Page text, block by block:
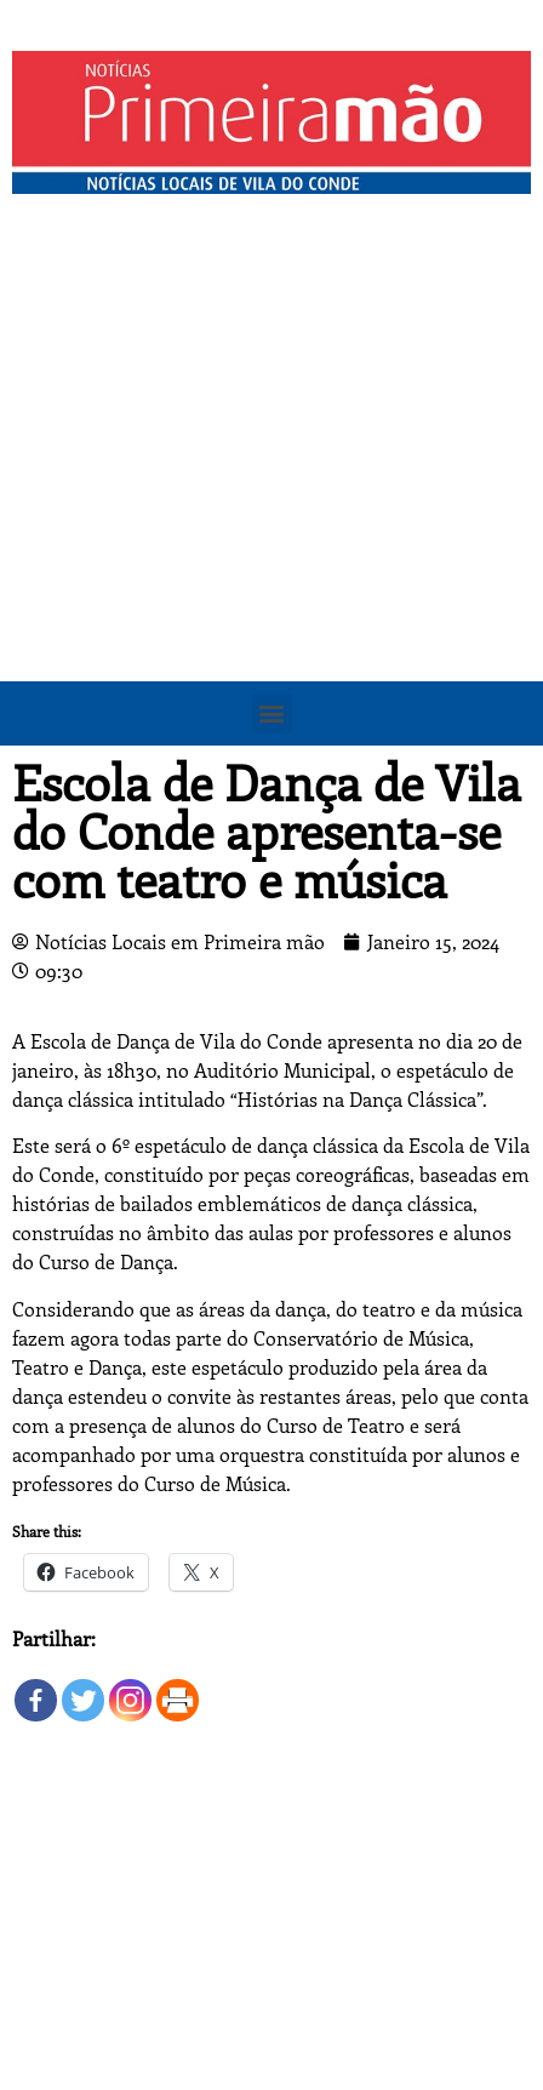
Escola de Dança de Vila
do Conde apresenta-se
com teatro e música
Notícias Locais em Primeira mão
Janeiro 15, 2024
09:30
A Escola de Dança de Vila do Conde apresenta no dia 20 de
janeiro, às 18h30, no Auditório Municipal, o espetáculo de
dança clássica intitulado “Histórias na Dança Clássica”.
Este será o 6º espetáculo de dança clássica da Escola de Vila
do Conde, constituído por peças coreográficas, baseadas em
histórias de bailados emblemáticos de dança clássica,
construídas no âmbito das aulas por professores e alunos
do Curso de Dança.
Considerando que as áreas da dança, do teatro e da música
fazem agora todas parte do Conservatório de Música,
Teatro e Dança, este espetáculo produzido pela área da
dança estendeu o convite às restantes áreas, pelo que conta
com a presença de alunos do Curso de Teatro e será
acompanhado por uma orquestra constituída por alunos e
professores do Curso de Música.
Share this:
Facebook X
Partilhar: